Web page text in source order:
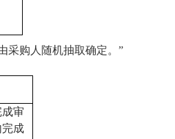
采购人随机抽取确定。”
审
成